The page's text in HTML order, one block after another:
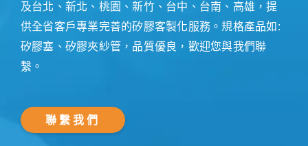
及台北、新北、桃園、新竹、台中、台南、高雄，提
供全省客戶專業完善的矽膠客製化服務。規格產品如:
矽膠塞、矽膠夾紗管，品質優良，歡迎您與我們聯
繫。
聯繫我們